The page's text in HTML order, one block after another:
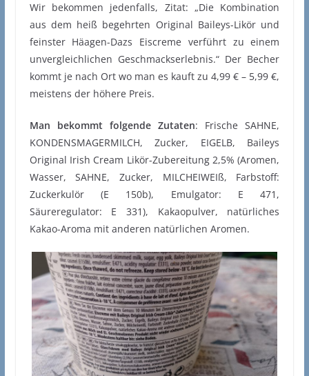
Wir bekommen jedenfalls, Zitat: „Die Kombination
aus dem heiß begehrten Original Baileys-Likör und
feinster Häagen-Dazs Eiscreme verführt zu einem
unvergleichlichen Geschmackserlebnis.“ Der Becher
kommt je nach Ort wo man es kauft zu 4,99 € – 5,99 €,
meistens der höhere Preis.
Man bekommt folgende Zutaten: Frische SAHNE,
KONDENSMAGERMILCH, Zucker, EIGELB, Baileys
Original Irish Cream Likör-Zubereitung 2,5% (Aromen,
Wasser, SAHNE, Zucker, MILCHEIWEIß, Farbstoff:
Zuckerkulör (E 150b), Emulgator: E 471,
Säureregulator: E 331), Kakaopulver, natürliches
Kakao-Aroma mit anderen natürlichen Aromen.